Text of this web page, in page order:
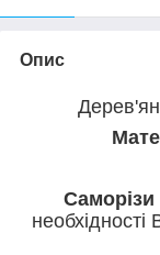
Опис